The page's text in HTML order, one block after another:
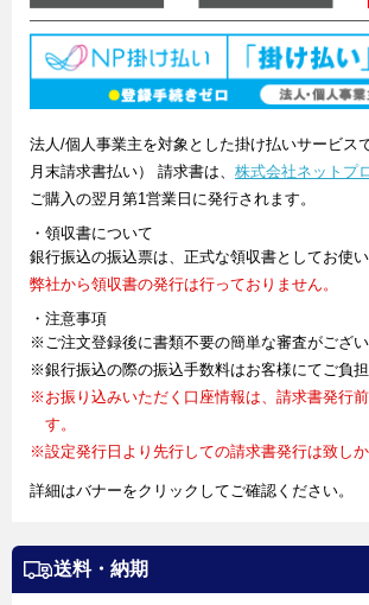
法人/個人事業主を対象とした掛け払いサービス
月末請求書払い） 請求書は、 株式会社ネットプ
ご購入の翌月第1営業日に発行されます。
・領収書について
銀行振込の振込票は、正式な領収書としてお使い
弊社から領収書の発行は行っておりません。
・注意事項
※ご注文登録後に書類不要の簡単な審査がござい
※銀行振込の際の振込手数料はお客様にてご負担
※お振り込みいただく口座情報は、請求書発行
す。
※設定発行日より先行しての請求書発行は致しか
詳細はバナーをクリックしてご確認ください。
送料・納期